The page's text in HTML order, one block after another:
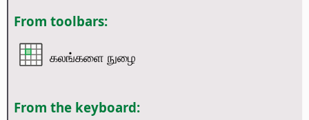
From toolbars:
கலங்களை நுழை
From the keyboard: